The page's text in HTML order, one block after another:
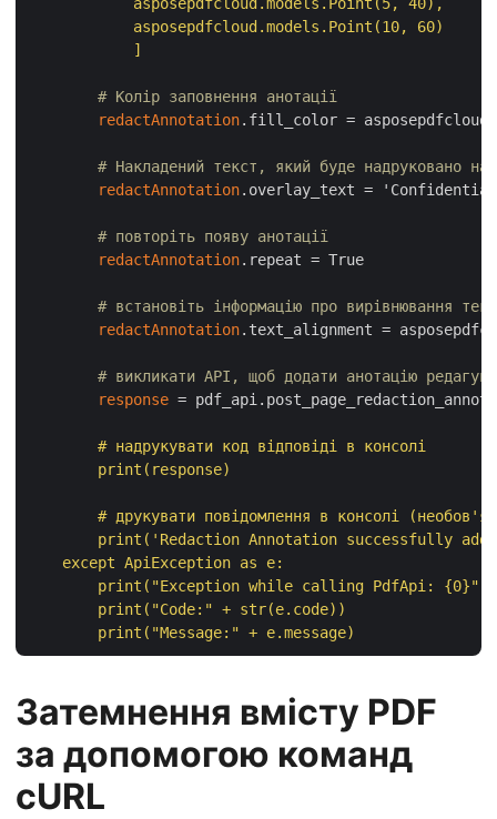
            asposepdfcloud.models.Point(10, 60)
            ]
# Колір заповнення анотації
redactAnnotation.fill_color =
# Накладений текст, який буде надруковано на
redactAnnotation.overlay_text =
# повторіть появу анотації
redactAnnotation.repeat = True
# встановіть інформацію про вирівнювання
redactAnnotation.text_alignment =
# викликати API, щоб додати анотацію
response =
        # надрукувати код відповіді в консолі
        print(response)
# друкувати повідомлення в консолі
print('Redaction Annotation successfully
    except ApiException as e:
print("Exception while calling PdfApi:
        print("Code:" + str(e.code))
Затемнення вмісту PDF
за допомогою команд
cURL